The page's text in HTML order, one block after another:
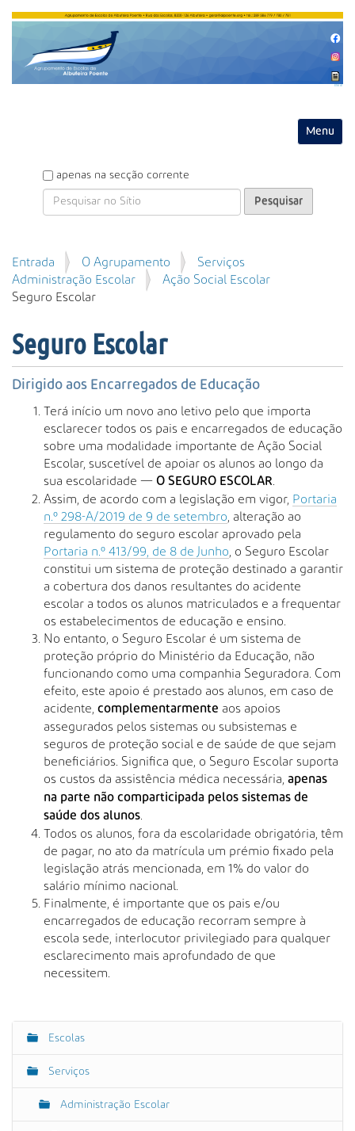
Toggle
P
e
i
s
a
apenas na secção corrente
P
e
s
i
a
Entrada O Agrupamento
Serviços
Administração Escolar
Ação Social Escolar
Seguro Escolar
Seguro Escolar
Dirigido aos Encarregados de Educação
Terá início um novo ano letivo pelo que importa
esclarecer todos os pais e encarregados de educação
sobre uma modalidade importante de Ação Social
Escolar, suscetível de apoiar os alunos ao longo da
sua escolaridade — O SEGURO ESCOLAR
Assim, de acordo com a legislação em vigor, Portaria
n.º 298-A/2019 de 9 de setembro , alteração ao
regulamento do seguro escolar aprovado pela
Portaria n.º 413/99, de 8 de Junho , o Seguro Escolar
constitui um sistema de proteção destinado a garantir
a cobertura dos danos resultantes do acidente
escolar a todos os alunos matriculados e a frequentar
os estabelecimentos de educação e ensino.
No entanto, o Seguro Escolar é um sistema de
proteção próprio do Ministério da Educação, não
funcionando como uma companhia Seguradora. Com
efeito, este apoio é prestado aos alunos, em caso de
acidente, complementarmente aos apoios
assegurados pelos sistemas ou subsistemas e
seguros de proteção social e de saúde de que sejam
beneficiários. Significa que, o Seguro Escolar suporta
os custos da assistência médica necessária, apenas
na parte não comparticipada pelos sistemas de
saúde dos alunos
Todos os alunos, fora da escolaridade obrigatória, têm
de pagar, no ato da matrícula um prémio fixado pela
legislação atrás mencionada, em 1% do valor do
salário mínimo nacional.
Finalmente, é importante que os pais e/ou
encarregados de educação recorram sempre à
escola sede, interlocutor privilegiado para qualquer
esclarecimento mais aprofundado de que
necessitem.
N
Escolas
Serviços
Administração Escolar